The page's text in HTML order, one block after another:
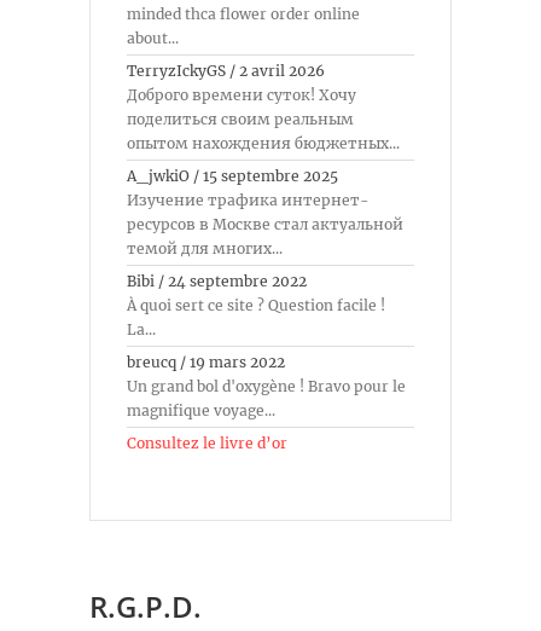
minded thca flower order online
about...
TerryzIckyGS / 2 avril 2026
Доброго времени суток! Хочу
поделиться своим реальным
опытом нахождения бюджетных...
A_jwkiO / 15 septembre 2025
Изучение трафика интернет-
ресурсов в Москве стал актуальной
темой для многих...
Bibi / 24 septembre 2022
À quoi sert ce site ? Question facile !
La...
breucq / 19 mars 2022
Un grand bol d'oxygène ! Bravo pour le
magnifique voyage...
Consultez le livre d’or
R.G.P.D.